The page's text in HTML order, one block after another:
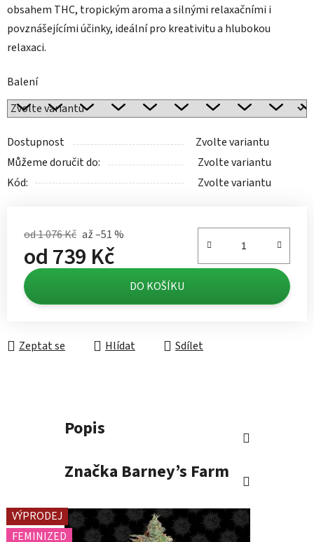
obsahem THC, tropickým aroma a silnými relaxačními i
povznášejícími účinky, ideální pro kreativitu a hlubokou
relaxaci.
Balení
Dostupnost
Zvolte variantu
Můžeme doručit do:
Zvolte variantu
Kód:
Zvolte variantu
od 1 076 Kč až –51 %
od739 Kč
Měrná cena: DO KOŠÍKU
Zeptat se Hlídat Sdílet
Popis
Značka Barney’s Farm
VÝPRODEJ
FEMINIZED